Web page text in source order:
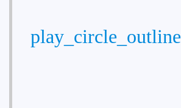
play_circle_outline